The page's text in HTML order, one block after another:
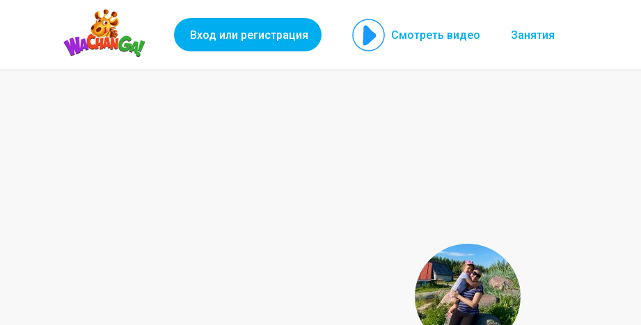
Вход или регистрация Смотреть видео Занятия